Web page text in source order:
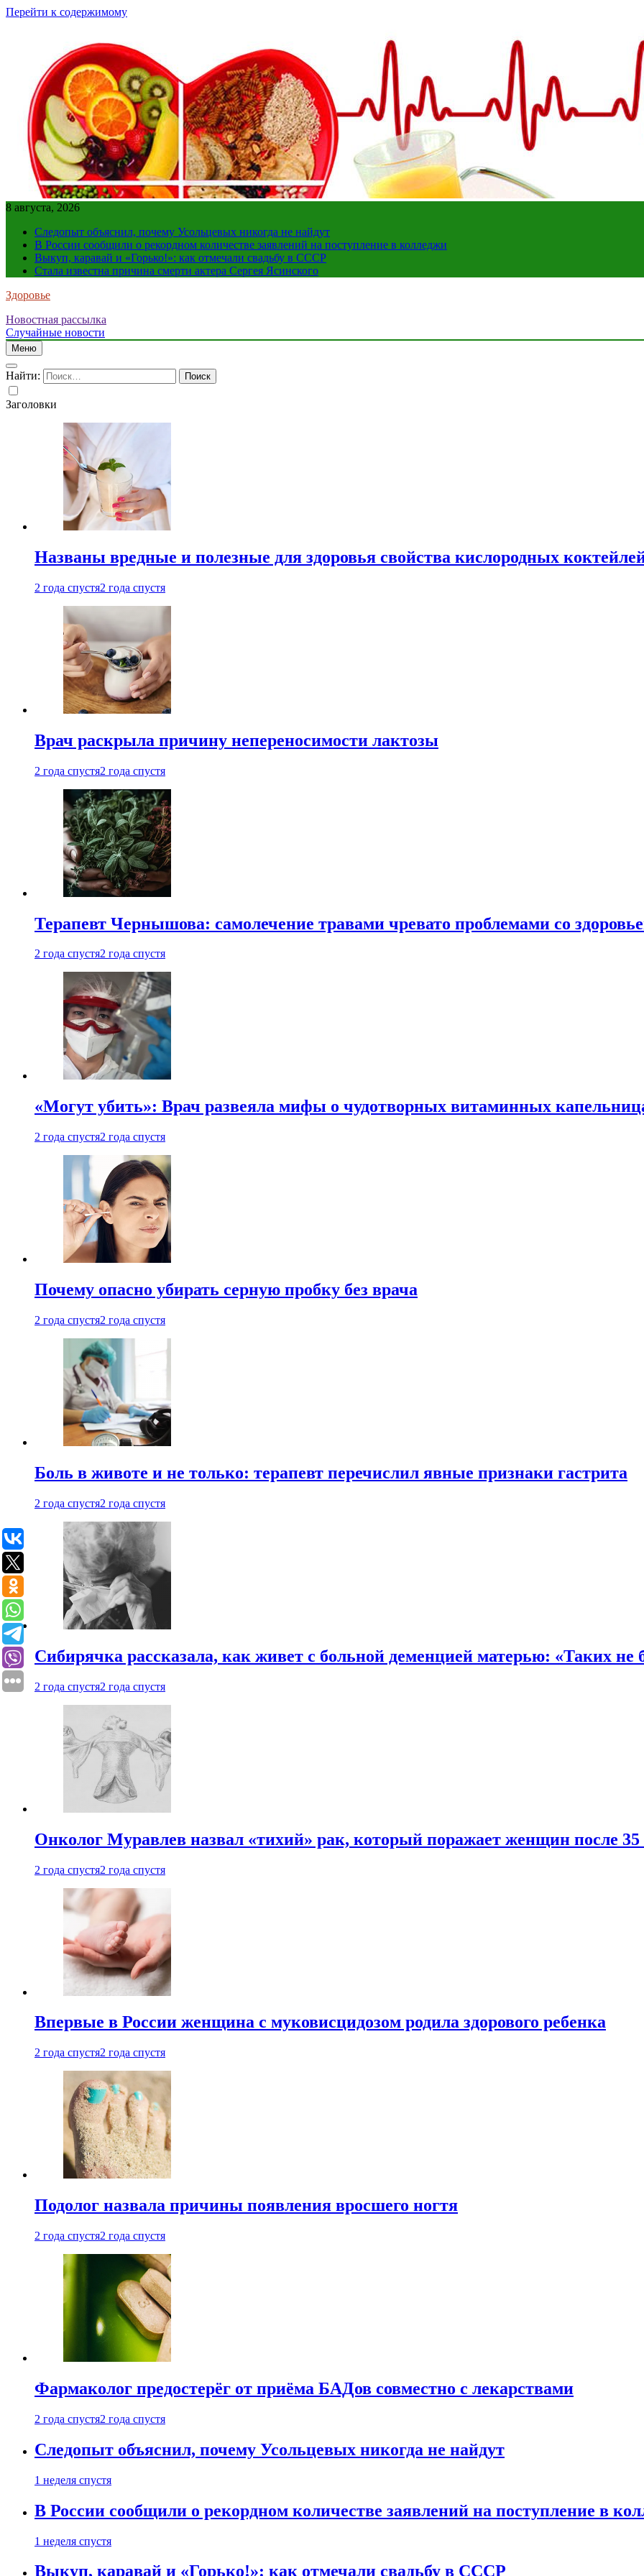
Перейти к содержимому
8 августа, 2026
Следопыт объяснил, почему Усольцевых никогда не найдут
В России сообщили о рекордном количестве заявлений на поступление в колледжи
Выкуп, каравай и «Горько!»: как отмечали свадьбу в СССР
Стала известна причина смерти актера Сергея Ясинского
Здоровье
Новостная рассылка
Случайные новости
Меню
Найти:
Заголовки
Названы вредные и полезные для здоровья свойства кислородных
2 года спустя2 года спустя
Врач раскрыла причину непереносимости лактозы
2 года спустя2 года спустя
Терапевт Чернышова: самолечение травами чревато проблемами со
2 года спустя2 года спустя
«Могут убить»: Врач развеяла мифы о чудотворных витаминных
2 года спустя2 года спустя
Почему опасно убирать серную пробку без врача
2 года спустя2 года спустя
Боль в животе и не только: терапевт перечислил явные признаки гастрита
2 года спустя2 года спустя
Сибирячка рассказала, как живет с больной деменцией матерью: «Таких не
2 года спустя2 года спустя
Онколог Муравлев назвал «тихий» рак, который поражает женщин после 35
2 года спустя2 года спустя
Впервые в России женщина с муковисцидозом родила здорового ребенка
2 года спустя2 года спустя
Подолог назвала причины появления вросшего ногтя
2 года спустя2 года спустя
Фармаколог предостерёг от приёма БАДов совместно с лекарствами
2 года спустя2 года спустя
Следопыт объяснил, почему Усольцевых никогда не найдут
1 неделя спустя
В России сообщили о рекордном количестве заявлений на поступление в
1 неделя спустя
Выкуп, каравай и «Горько!»: как отмечали свадьбу в СССР